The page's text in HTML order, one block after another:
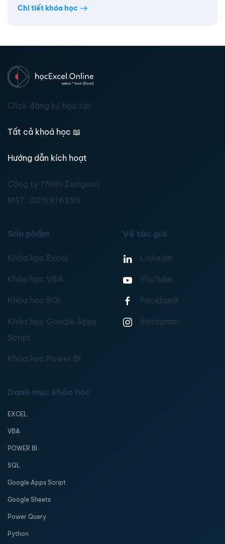
Chi tiết khóa học
Click đăng ký học tại:
Tất cả khoá học 📖
Hướng dẫn kích hoạt
Công ty TNHH Zeitgeist
MST: 0315976395
Sản phẩm
Khóa học Excel
Khóa học VBA
Khóa học SQL
Khóa học Google Apps
Script
Khóa học Power BI
Về tác giả
Linkedin
YouTube
Facebook
Instagram
Danh mục khóa học
EXCEL
VBA
POWER BI
SQL
Google Apps Script
Google Sheets
Power Query
Python